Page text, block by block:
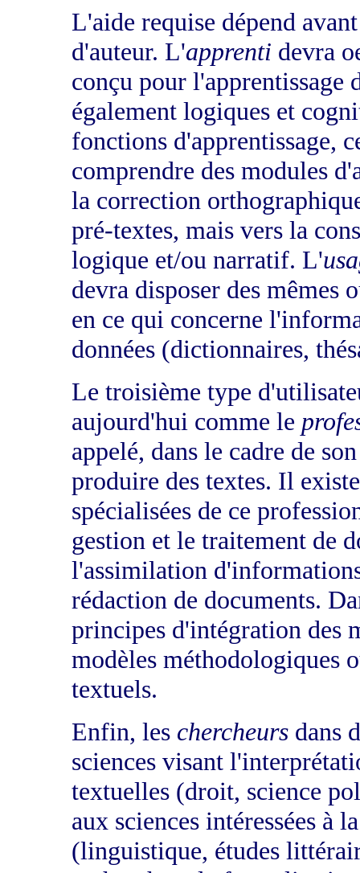
L'aide requise dépend
d'auteur. L'apprenti devra
conçu pour l'apprentissage
également logiques et
fonctions d'apprentissage,
comprendre des modules
la correction
pré-textes, mais vers la
logique et/ou narratif. L'
devra disposer des mêmes
en ce qui concerne
données (dictionnaires,
Le troisième type
aujourd'hui comme le
appelé, dans le cadre de
produire des textes. Il
spécialisées de ce
gestion et le traitement de
l'assimilation
rédaction de documents.
principes d'intégration des
modèles méthodologiques
textuels.
Enfin, les chercheursdans
sciences visant
textuelles (droit, science
aux sciences intéressées à
(linguistique, études